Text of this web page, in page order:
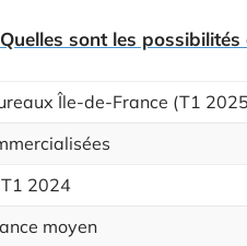
Quelles sont les
Île-de-France (T1
2024
moyen